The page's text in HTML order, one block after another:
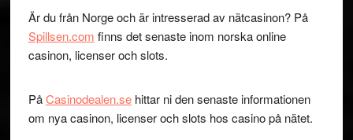
Är du från Norge och är intresserad av nätcasinon? På
Spillsen.com finns det senaste inom norska online
casinon, licenser och slots.
PåCasinodealen.sehittar ni den senaste informationen
om nya casinon, licenser och slots hos casino på nätet.